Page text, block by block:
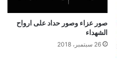
صور عزاء وصور حداد على ارواح
الشهداء
26 سبتمبر، 2018